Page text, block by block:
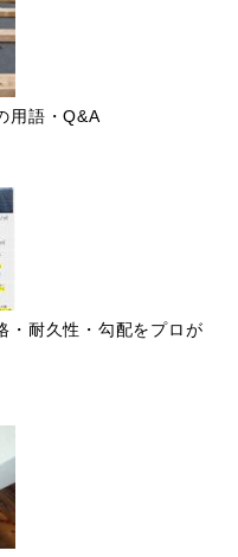
用語・Q&A
・耐久性・勾配をプロが